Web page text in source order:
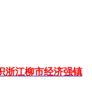
浙江柳市经济强镇